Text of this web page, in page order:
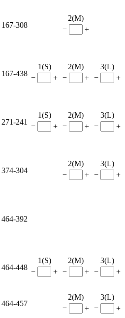
167-308
2(M)
−
+
167-438
1(S)
−
+
2(M)
−
+
3(L)
−
+
271-241
1(S)
−
+
2(M)
−
+
3(L)
−
+
374-304
2(M)
−
+
3(L)
−
+
464-392
464-448
1(S)
−
+
2(M)
−
+
3(L)
−
+
464-457
2(M)
−
+
3(L)
−
+